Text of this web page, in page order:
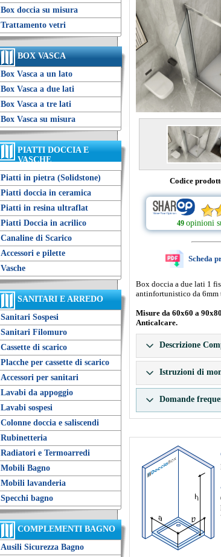
Box doccia su misura
Trattamento vetri
BOX VASCA
Box Vasca a un lato
Box Vasca a due lati
Box Vasca a tre lati
Box Vasca su misura
PIATTI DOCCIA E
VASCHE
Piatti in pietra (Solidstone)
Piatti doccia in ceramica
Piatti in resina ultraflat
Piatti Doccia in acrilico
Canaline di Scarico
Accessori e pilette
Vasche
SANITARI E ARREDO
Sanitari Sospesi
Sanitari Filomuro
Cassette di scarico
Placche per cassette di scarico
Accessori per sanitari
Lavabi da appoggio
Lavabi sospesi
Colonne doccia e saliscendi
Rubinetteria
Radiatori e Termoarredi
Mobili Bagno
Mobili lavanderia
Specchi bagno
COMPLEMENTI BAGNO
Ausili Sicurezza Bagno
Codice
49 opinioni
Scheda
Box doccia a due lati 1
antinfortunistico da 6mm
Misure da 60x60 a
Anticalcare.
Descrizione
Istruzioni di
Domande